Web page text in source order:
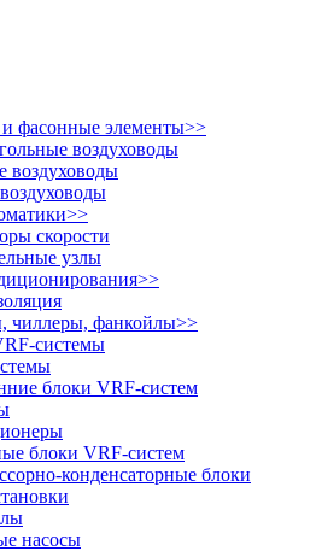
фасонные элементы>>
воздуховоды
воздуховоды
>>
скорости
узлы
>>
чиллеры, фанкойлы>>
системы
блоки VRF-систем
блоки VRF-систем
конденсаторные блоки
насосы